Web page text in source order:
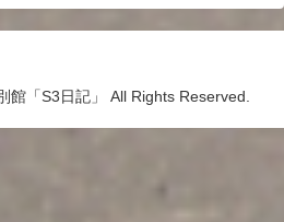
「S3日記」 All Rights Reserved.